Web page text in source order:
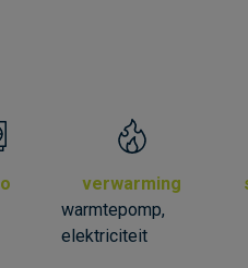
verwarming
warmtepomp,
elektriciteit